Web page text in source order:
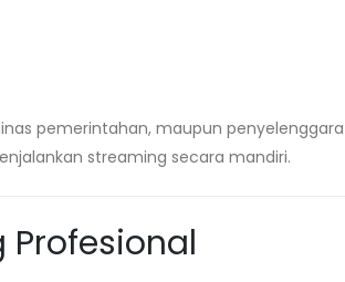
pemerintahan, maupun
streaming secara mandiri.
Profesional